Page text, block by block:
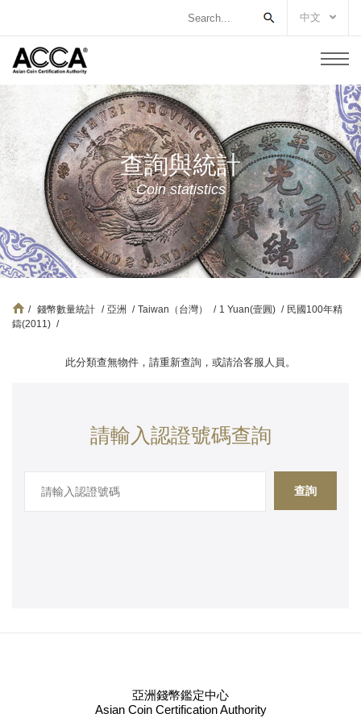
中文
查詢與統計
Coin statistics
/ 錢幣數量統計 / 亞洲 / Taiwan（台灣） / 1 Yuan(壹圓) / 民國100年精
鑄(2011) /
此分類查無物件，請重新查詢，或請洽客服人員。
請輸入認證號碼查詢
查詢
亞洲錢幣鑑定中心
Asian Coin Certification Authority